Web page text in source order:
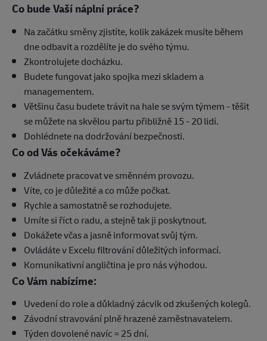
Co bude Vaší náplní práce?
Na začátku směny zjistíte, kolik zakázek musíte během
dne odbavit a rozdělíte je do svého týmu.
Zkontrolujete docházku.
Budete fungovat jako spojka mezi skladem a
managementem.
Většinu času budete trávit na hale se svým týmem - těšit
se můžete na skvělou partu přibližně 15 - 20 lidí.
Dohlédnete na dodržování bezpečnosti.
Co od Vás očekáváme?
Zvládnete pracovat ve směnném provozu.
Víte, co je důležité a co může počkat.
Rychle a samostatně se rozhodujete.
Umíte si říct o radu, a stejně tak ji poskytnout.
Dokážete včas a jasně informovat svůj tým.
Ovládáte v Excelu filtrování důležitých informací.
Komunikativní angličtina je pro nás výhodou.
Co Vám nabízíme:
Uvedení do role a důkladný zácvik od zkušených kolegů.
Závodní stravování plně hrazené zaměstnavatelem.
Týden dovolené navíc = 25 dní.